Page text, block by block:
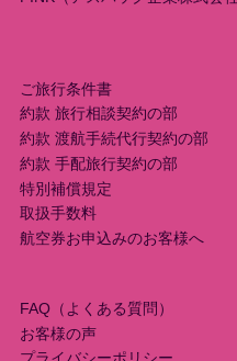
ご旅行条件書
約款 旅行相談契約の部
約款 渡航手続代行契約の部
約款 手配旅行契約の部
特別補償規定
取扱手数料
航空券お申込みのお客様へ
FAQ（よくある質問）
お客様の声